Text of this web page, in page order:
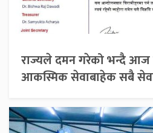
राज्यले दमन गरेको भन्दै
आकस्मिक सेवाबाहेक सबै